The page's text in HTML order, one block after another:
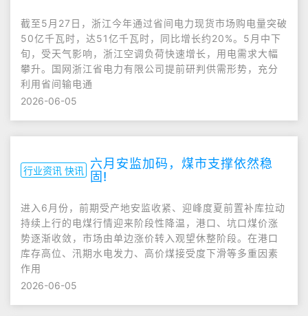
截至5月27日，浙江今年通过省间电力现货市场购电量突破
50亿千瓦时，达51亿千瓦时，同比增长约20%。5月中下
旬，受天气影响，浙江空调负荷快速增长，用电需求大幅
攀升。国网浙江省电力有限公司提前研判供需形势，充分
利用省间输电通
2026-06-05
行业资讯 快讯 六月安监加码，煤市支撑依然稳
固!
进入6月份，前期受产地安监收紧、迎峰度夏前置补库拉动
持续上行的电煤行情迎来阶段性降温，港口、坑口煤价涨
势逐渐收敛，市场由单边涨价转入观望休整阶段。在港口
库存高位、汛期水电发力、高价煤接受度下滑等多重因素
作用
2026-06-05